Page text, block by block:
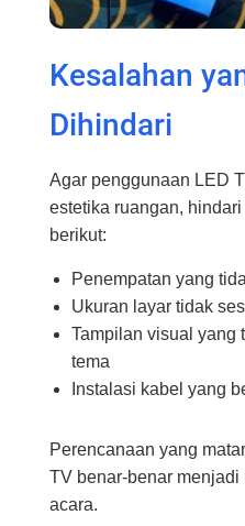
Kesalahan
Dihindari
Agar penggunaan LED
estetika ruangan,
berikut:
Penempatan yang
Ukuran layar tidak
Tampilan visual yang
tema
Instalasi kabel yang
Perencanaan yang
TV benar-benar
acara.